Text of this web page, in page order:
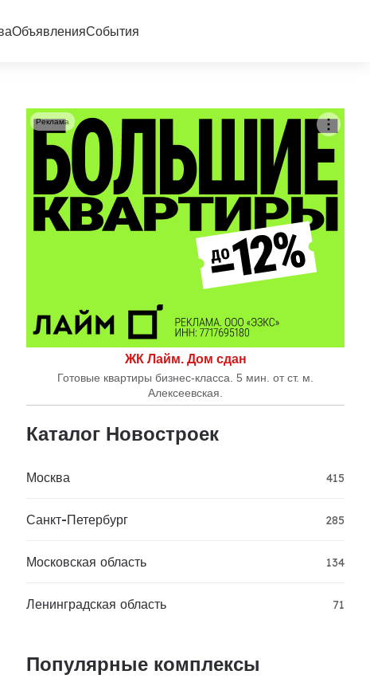
ОбъявленияСобытия
ЖК Лайм. Дом сдан
Готовые квартиры бизнес-класса. 5 мин. от ст. м.
Алексеевская.
Реклама
Каталог Новостроек
Москва 415
Санкт-Петербург 285
Московская область 134
Ленинградская область 71
Популярные комплексы